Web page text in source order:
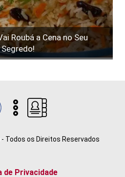
Roubá a Cena no Seu
Todos os Direitos Reservados
de Privacidade